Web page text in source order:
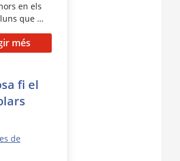
en els
que …
més
fi el
de